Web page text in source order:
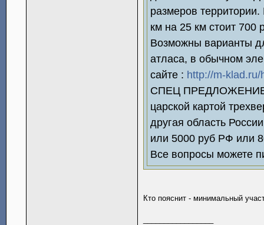
размеров
км на 25 км стоит
Возможны варианты
атласа, в обычном
сайте : http://m-
СПЕЦ ПРЕДЛОЖЕНИЕ
царской картой
другая область
или 5000 руб РФ или
Все вопросы можете
Кто пояснит - минимальный